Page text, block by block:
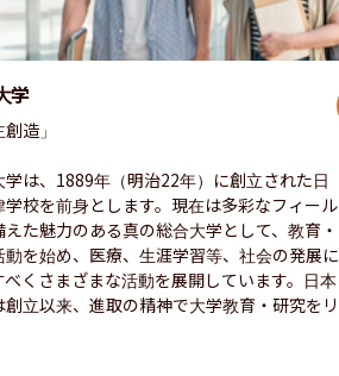
学
創造」
学は、1889年（明治22年）に創立された日
学校を前身とします。現在は多彩なフィール
えた魅力のある真の総合大学として、教育・
動を始め、医療、生涯学習等、社会の発展に
べくさまざまな活動を展開しています。日本
創立以来、進取の精神で大学教育・研究をリ